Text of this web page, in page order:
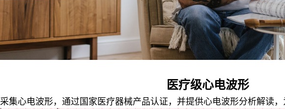
医疗级心电波形
采集心电波形，通过国家医疗器械产品认证，并提供心电波形分析解读，